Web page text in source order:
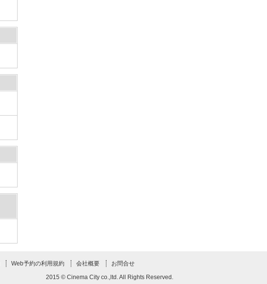
Web予約の利用規約 会社概要
お問合せ
2015 © Cinema City co.,ltd. All Rights Reserved.